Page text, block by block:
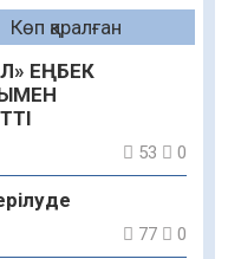
Көп қаралған
ЕҢБЕК
53 0
77 0